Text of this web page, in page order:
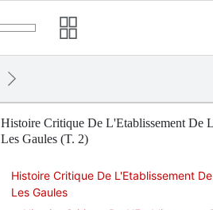
Histoire Critique De L'Etablissement De
Les Gaules (T. 2)
Histoire Critique De L'Etablissement
Les Gaules